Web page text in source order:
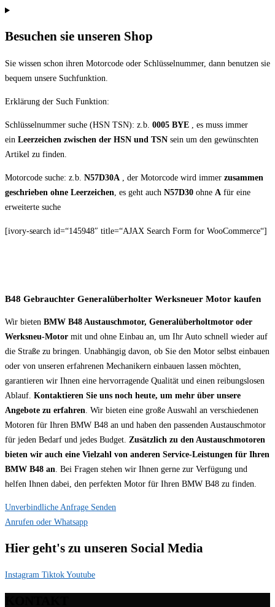
Besuchen sie unseren Shop
Sie wissen schon ihren Motorcode oder Schlüsselnummer, dann benutzen sie
bequem unsere Suchfunktion.
Erklärung der Such Funktion:
Schlüsselnummer suche (HSN TSN): z.b. 0005 BYE , es muss immer
ein Leerzeichen zwischen der HSN und TSN sein um den gewünschten
Artikel zu finden.
Motorcode suche: z.b. N57D30A , der Motorcode wird immer zusammen
geschrieben ohne Leerzeichen, es geht auch N57D30 ohne A für eine
erweiterte suche
[ivory-search id=“145948″ title=“AJAX Search Form for WooCommerce“]
B48 Gebrauchter Generalüberholter Werksneuer Motor kaufen
Wir bieten BMW B48 Austauschmotor, Generalüberholtmotor oder
Werksneu-Motor mit und ohne Einbau an, um Ihr Auto schnell wieder auf
die Straße zu bringen. Unabhängig davon, ob Sie den Motor selbst einbauen
oder von unseren erfahrenen Mechanikern einbauen lassen möchten,
garantieren wir Ihnen eine hervorragende Qualität und einen reibungslosen
Ablauf. Kontaktieren Sie uns noch heute, um mehr über unsere
Angebote zu erfahren . Wir bieten eine große Auswahl an verschiedenen
Motoren für Ihren BMW B48 an und haben den passenden Austauschmotor
für jeden Bedarf und jedes Budget. Zusätzlich zu den Austauschmotoren
bieten wir auch eine Vielzahl von anderen Service-Leistungen für Ihren
BMW B48 an . Bei Fragen stehen wir Ihnen gerne zur Verfügung und
helfen Ihnen dabei, den perfekten Motor für Ihren BMW B48 zu finden.
Unverbindliche Anfrage Senden
Anrufen oder Whatsapp
Hier geht's zu unseren Social Media
Instagram TiktokYoutube